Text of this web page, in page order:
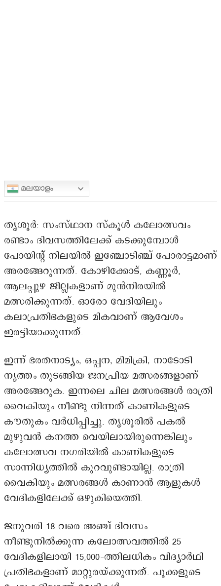
മലയാളം
തൃശൂർ: സംസ്ഥാന സ്കൂൾ കലോത്സവം
രണ്ടാം ദിവസത്തിലേക്ക് കടക്കുമ്പോൾ
പോയിന്റ് നിലയിൽ ഇഞ്ചോടിഞ്ച് പോരാട്ടമാണ്
അരങ്ങേറുന്നത്. കോഴിക്കോട്, കണ്ണൂർ,
ആലപ്പുഴ ജില്ലകളാണ് മുൻനിരയിൽ
മത്സരിക്കുന്നത്. ഓരോ വേദിയിലും
കലാപ്രതിഭകളുടെ മികവാണ് ആവേശം
ഇരട്ടിയാക്കുന്നത്.
ഇന്ന് ഭരതനാട്യം, ഒപ്പന, മിമിക്രി, നാടോടി
നൃത്തം തുടങ്ങിയ ജനപ്രിയ മത്സരങ്ങളാണ്
അരങ്ങേറുക. ഇന്നലെ ചില മത്സരങ്ങൾ രാത്രി
വൈകിയും നീണ്ടു നിന്നത് കാണികളുടെ
കൗതുകം വർധിപ്പിച്ചു. തൃശൂരിൽ പകൽ
മുഴുവൻ കനത്ത വെയിലായിരുന്നെങ്കിലും
കലോത്സവ നഗരിയിൽ കാണികളുടെ
സാന്നിധ്യത്തിൽ കുറവുണ്ടായില്ല. രാത്രി
വൈകിയും മത്സരങ്ങൾ കാണാൻ ആളുകൾ
വേദികളിലേക്ക് ഒഴുകിയെത്തി.
ജനുവരി 18 വരെ അഞ്ച് ദിവസം
നീണ്ടുനിൽക്കുന്ന കലോത്സവത്തിൽ 25
വേദികളിലായി 15,000-ത്തിലധികം വിദ്യാർഥി
പ്രതിഭകളാണ് മാറ്റുരയ്ക്കുന്നത്. പൂക്കളുടെ